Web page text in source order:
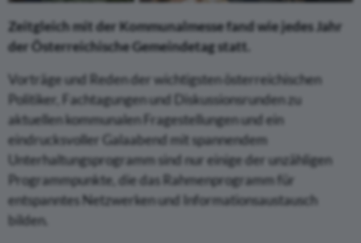
Zeitgleich mit der Kommunalmesse fand wie jedes Jahr
der Österreichische Gemeindetag statt.
Vorträge und Reden der wichtigsten österreichischen
Politiker, Fachtagungen und Diskussionsrunden zu
aktuellen kommunalen Fragestellungen und ein
eindrucksvoller Galaabend mit spannendem
Unterhaltungsprogramm sind nur einige der unzähligen
Programmpunkte, die das Rahmenprogramm für
entspanntes Netzwerken und Informationsaustausch
bilden.